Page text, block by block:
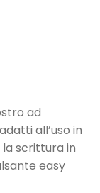
ad
all’uso in
scrittura in
easy